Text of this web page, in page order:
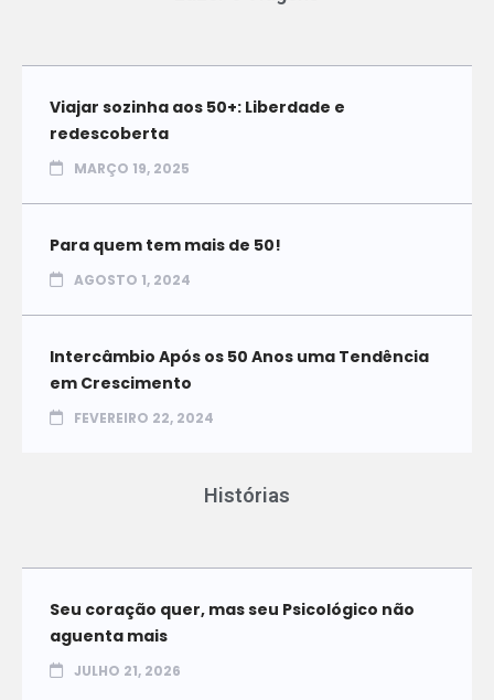
Viajar sozinha aos 50+: Liberdade e
redescoberta
MARÇO 19, 2025
Para quem tem mais de 50!
AGOSTO 1, 2024
Intercâmbio Após os 50 Anos uma Tendência
em Crescimento
FEVEREIRO 22, 2024
Histórias
Seu coração quer, mas seu Psicológico não
aguenta mais
JULHO 21, 2026